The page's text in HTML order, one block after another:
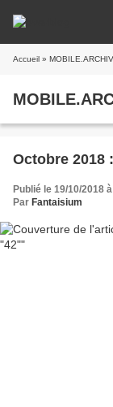
Accueil »
Octobre 2018
Publié le 19/10/2018
Par Fantaisium